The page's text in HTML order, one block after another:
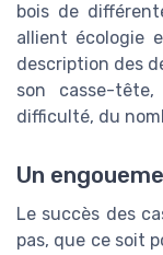
bois de
allient écologie
description des
son casse-
difficulté, du
Un
Le succès des
pas, que ce soit